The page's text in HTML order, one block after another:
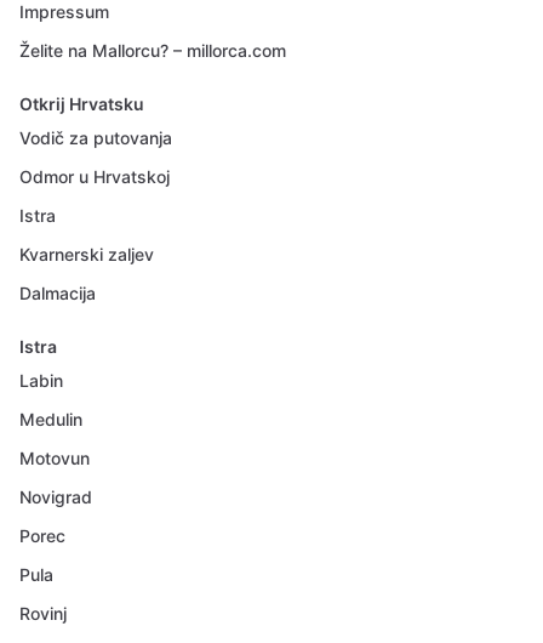
Impressum
Želite na Mallorcu? – millorca.com
Otkrij Hrvatsku
Vodič za putovanja
Odmor u Hrvatskoj
Istra
Kvarnerski zaljev
Dalmacija
Istra
Labin
Medulin
Motovun
Novigrad
Porec
Pula
Rovinj